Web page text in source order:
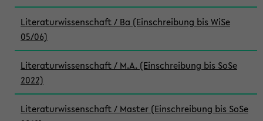
Literaturwissenschaft / Ba (Einschreibung bis WiSe
05/06)
Literaturwissenschaft / M.A. (Einschreibung bis SoSe
2022)
Literaturwissenschaft / Master (Einschreibung bis SoSe